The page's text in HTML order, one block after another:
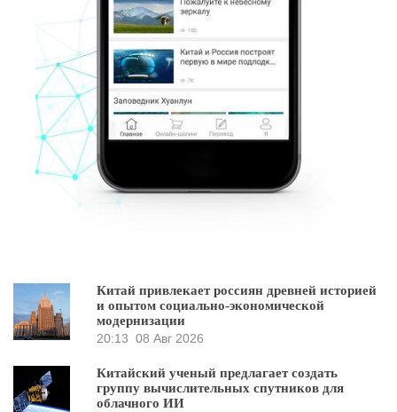
Китай привлекает россиян древней историей
и опытом социально-экономической
модернизации
20:13 08 Авг 2026
Китайский ученый предлагает создать
группу вычислительных спутников для
облачного ИИ